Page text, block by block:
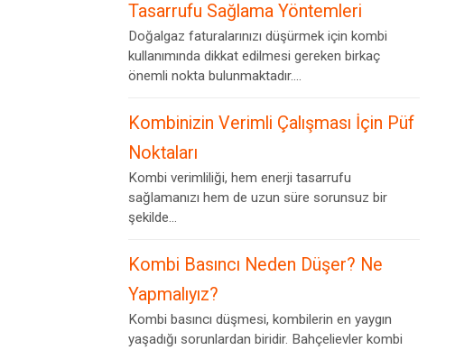
Tasarrufu Sağlama Yöntemleri
Doğalgaz faturalarınızı düşürmek için kombi
kullanımında dikkat edilmesi gereken birkaç
önemli nokta bulunmaktadır....
Kombinizin Verimli Çalışması İçin Püf
Noktaları
Kombi verimliliği, hem enerji tasarrufu
sağlamanızı hem de uzun süre sorunsuz bir
şekilde...
Kombi Basıncı Neden Düşer? Ne
Yapmalıyız?
Kombi basıncı düşmesi, kombilerin en yaygın
yaşadığı sorunlardan biridir. Bahçelievler kombi